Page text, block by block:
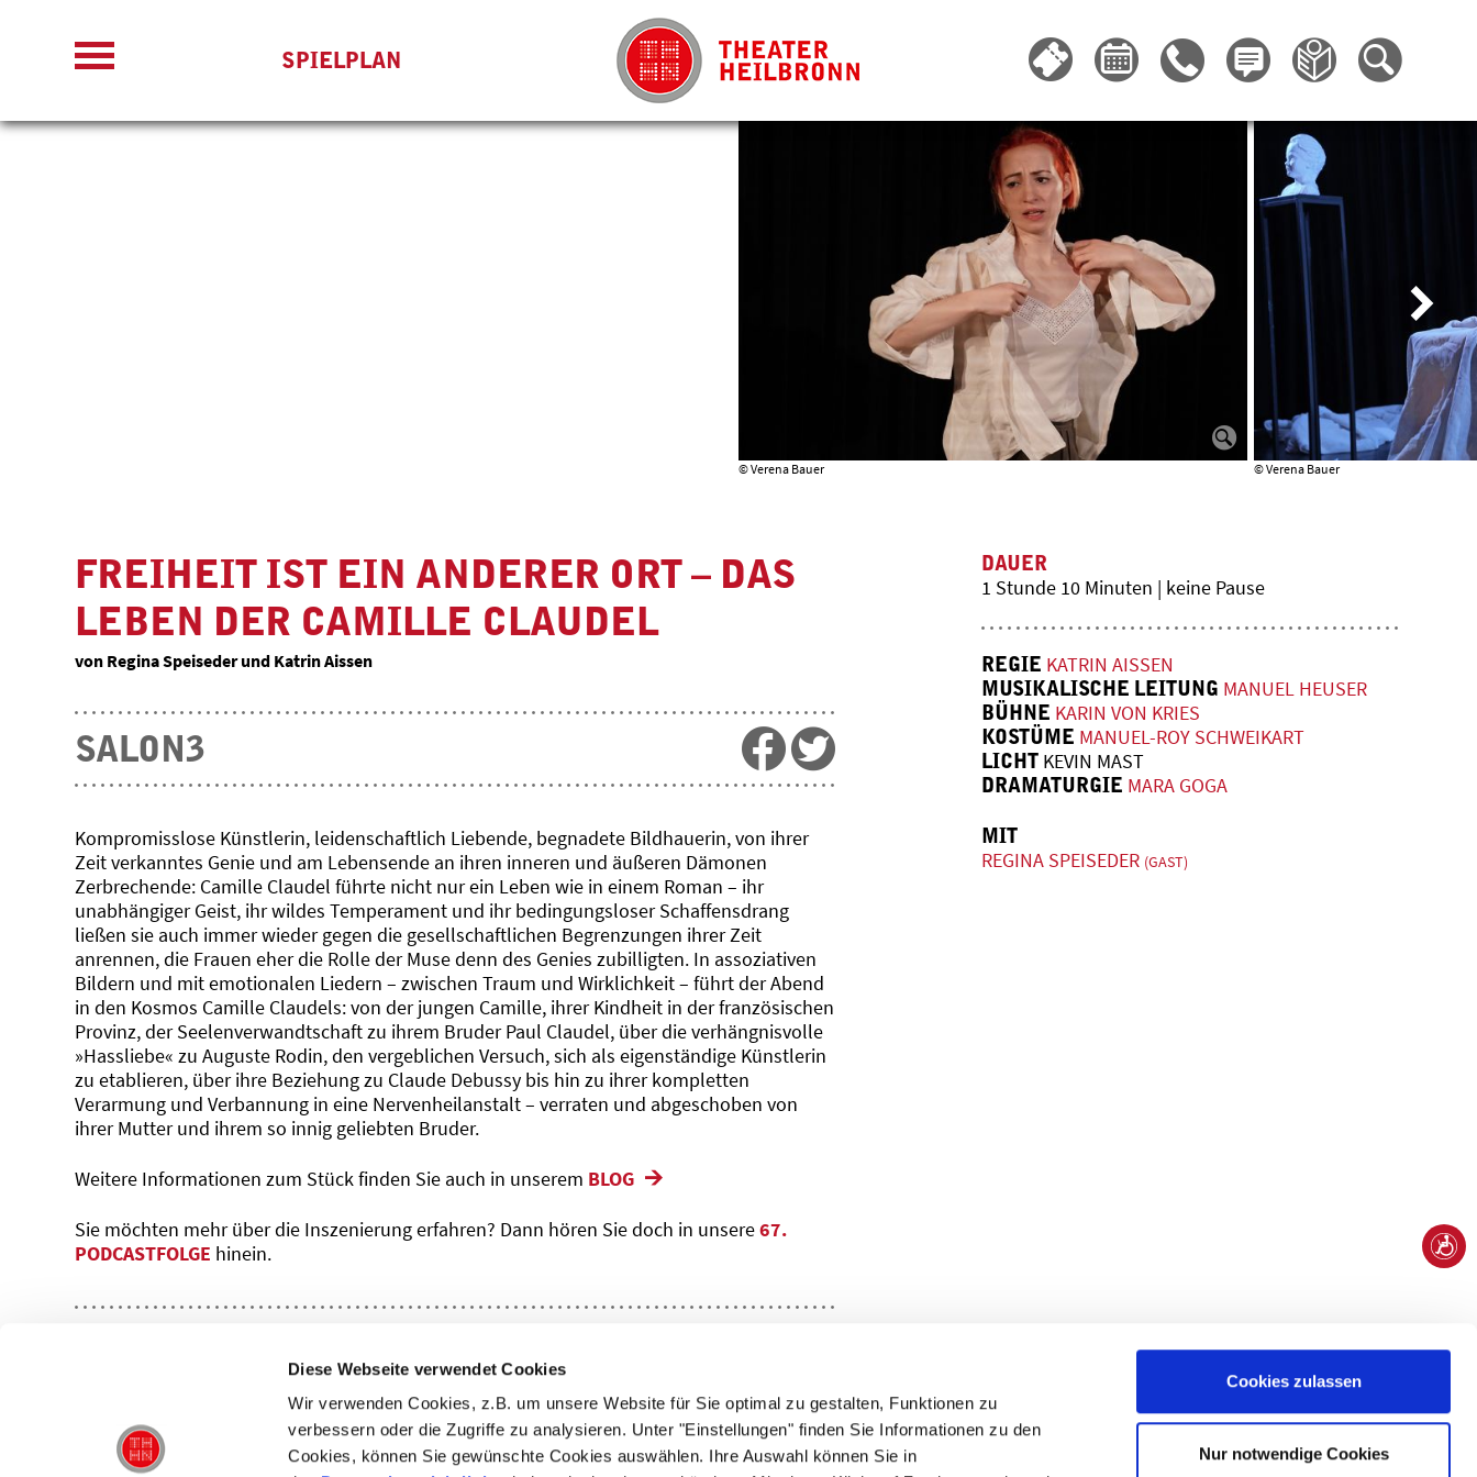
Diese Webseite verwendet Cookies
Wir verwenden Cookies, z.B. um unsere Website für Sie optimal zu gestalten, Funktionen zu
verbessern oder die Zugriffe zu analysieren. Unter "Einstellungen" finden Sie Informationen zu den
Cookies, können Sie gewünschte Cookies auswählen. Ihre Auswahl können Sie in
Cookies zulassen
Nur notwendige Cookies
SPIELPLAN
© Verena Bauer © Verena Bauer
FREIHEIT IST EIN ANDERER ORT – DAS
LEBEN DER CAMILLE CLAUDEL
von Regina Speiseder und Katrin Aissen
SALON3
Kompromisslose Künstlerin, leidenschaftlich Liebende, begnadete Bildhauerin, von ihrer
Zeit verkanntes Genie und am Lebensende an ihren inneren und äußeren Dämonen
Zerbrechende: Camille Claudel führte nicht nur ein Leben wie in einem Roman – ihr
unabhängiger Geist, ihr wildes Temperament und ihr bedingungsloser Schaffensdrang
ließen sie auch immer wieder gegen die gesellschaftlichen Begrenzungen ihrer Zeit
anrennen, die Frauen eher die Rolle der Muse denn des Genies zubilligten. In assoziativen
Bildern und mit emotionalen Liedern – zwischen Traum und Wirklichkeit – führt der Abend
in den Kosmos Camille Claudels: von der jungen Camille, ihrer Kindheit in der französischen
Provinz, der Seelenverwandtschaft zu ihrem Bruder Paul Claudel, über die verhängnisvolle
»Hassliebe« zu Auguste Rodin, den vergeblichen Versuch, sich als eigenständige Künstlerin
zu etablieren, über ihre Beziehung zu Claude Debussy bis hin zu ihrer kompletten
Verarmung und Verbannung in eine Nervenheilanstalt – verraten und abgeschoben von
ihrer Mutter und ihrem so innig geliebten Bruder.
Weitere Informationen zum Stück finden Sie auch in unserem BLOG
Sie möchten mehr über die Inszenierung erfahren? Dann hören Sie doch in unsere67.
PODCASTFOLGE hinein.
DAUER
1 Stunde 10 Minuten | keine Pause
REGIE KATRIN AISSEN
MUSIKALISCHE LEITUNG MANUEL HEUSER
BÜHNE KARIN VON KRIES
KOSTÜME MANUEL-ROY SCHWEIKART
LICHT KEVIN MAST
DRAMATURGIE MARA GOGA
MIT
REGINA SPEISEDER (GAST)